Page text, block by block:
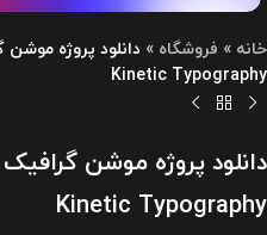
خانه » فروشگاه » دانلود پروژه
Kinetic Typography
دانلود پروژه موشن
Kinetic Typography